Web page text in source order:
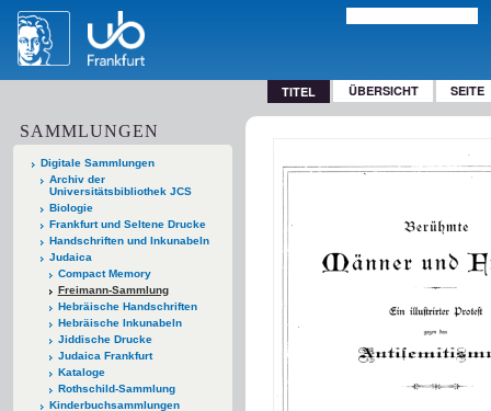
TITEL ÜBERSICHT SEITE
SAMMLUNGEN
Digitale Sammlungen
Archiv der
Universitätsbibliothek JCS
Biologie
Frankfurt und Seltene Drucke
Handschriften und Inkunabeln
Judaica
Compact Memory
Freimann-Sammlung
Hebräische Handschriften
Hebräische Inkunabeln
Jiddische Drucke
Judaica Frankfurt
Kataloge
Rothschild-Sammlung
Kinderbuchsammlungen